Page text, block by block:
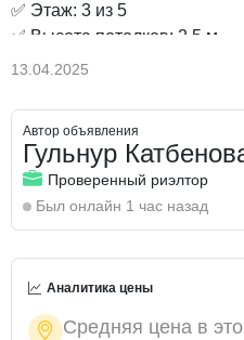
✅ Этаж: 3 из 5
✅ Высота потолков: 2,5 м
✅ Санузел совмещенный
Дом эконом-класса,
доброжелательные соседи.
инфраструктура:
удобная транспортная
ИПОТЕКА
сопровождении.
13.04.2025
Автор объявления
Гульнур
Проверенный риэлтор
Был онлайн 1 час назад
Аналитика цены
Средняя цена в